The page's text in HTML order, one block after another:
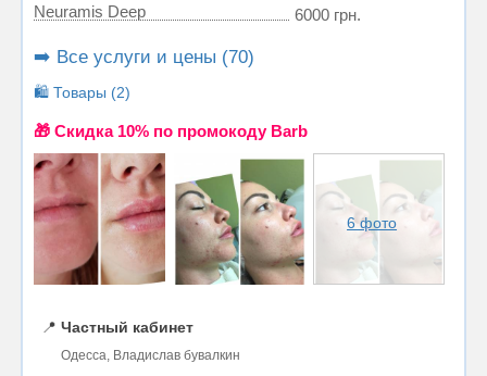
Neuramis Deep
6000 грн.
➡️ Все услуги и цены (70)
🛍️ Товары (2)
🎁 Cкидка 10% по промокоду Barb
6 фото
📍 Частный кабинет
Одесса, Владислав бувалкин